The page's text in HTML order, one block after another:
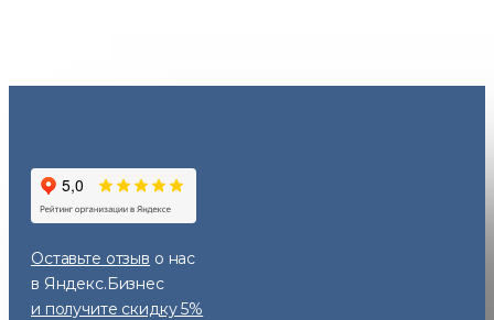
Оставьте отзыв о нас
в Яндекс.Бизнес
и получите скидку 5%